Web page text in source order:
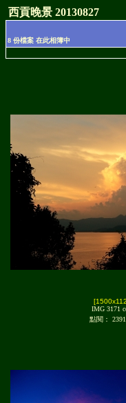
西貢晚景 20130827
8 份檔案 在此相簿中
IMG 3171
點閱： 2391